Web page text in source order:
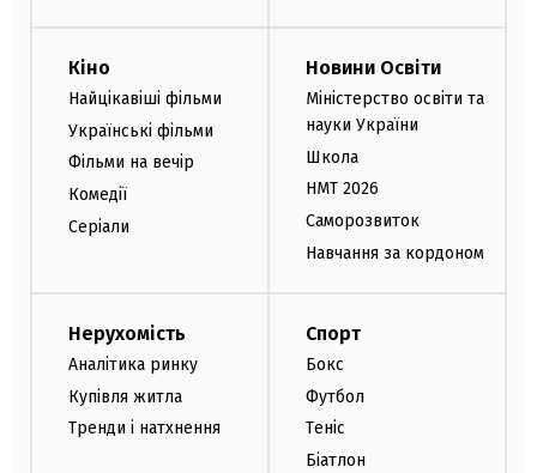
Кіно
Найцікавіші фільми
Українські фільми
Фільми на вечір
Комедії
Серіали
Новини Освіти
Міністерство освіти та
науки України
Школа
НМТ 2026
Саморозвиток
Навчання за кордоном
Нерухомість
Аналітика ринку
Купівля житла
Тренди і натхнення
Спорт
Бокс
Футбол
Теніс
Біатлон